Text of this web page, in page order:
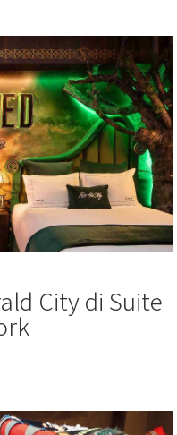
City di Suite